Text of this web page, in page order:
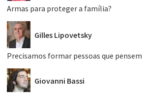
Armas para proteger a família?
Gilles Lipovetsky
Precisamos formar pessoas que pensem
Giovanni Bassi